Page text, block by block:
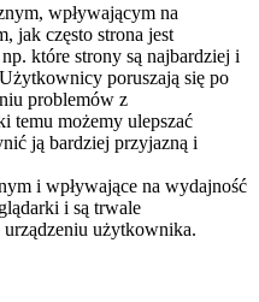
wpływającym na
jak często strona jest
które strony są najbardziej i
poruszają się po
problemów z
temu możemy ulepszać
ją bardziej przyjazną i
i wpływające na wydajność
i są trwale
użytkownika.